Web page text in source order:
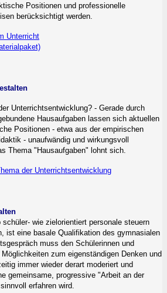
Positionen und professionelle
berücksichtigt werden.
Unterricht
Unterrichtsentwicklung? - Gerade durch
Hausaufgaben lassen sich aktuellen
Positionen - etwa aus der empirischen
- unaufwändig und wirkungsvoll
Thema "Hausaufgaben" lohnt sich.
der Unterrichtsentwicklung
schüler- wie zielorientiert personale steuern
ist eine basale Qualifikation des gymnasialen
muss den Schülerinnen und
zum eigenständigen Denken und
immer wieder derart moderiert und
gemeinsame, progressive "Arbeit an der
erfahren wird.